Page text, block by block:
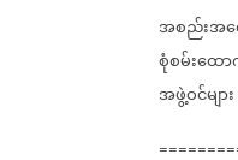
အစည်းအ
စုံစမ်း‌ထေ
အဖွဲ့ဝင်များ